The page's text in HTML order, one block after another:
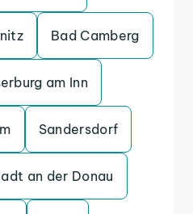
Bad Camberg
am Inn
Sandersdorf
an der Donau